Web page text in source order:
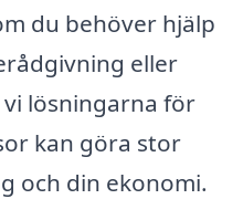
du behöver hjälp
eller
lösningarna för
kan göra stor
och din ekonomi.